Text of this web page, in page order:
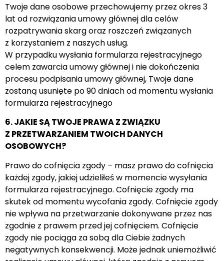
Twoje dane osobowe przechowujemy przez okres 3
lat od rozwiązania umowy głównej dla celów
rozpatrywania skarg oraz roszczeń związanych
z korzystaniem z naszych usług.
W przypadku wysłania formularza rejestracyjnego
celem zawarcia umowy głównej i nie dokończenia
procesu podpisania umowy głównej, Twoje dane
zostaną usunięte po 90 dniach od momentu wysłania
formularza rejestracyjnego
6. JAKIE SĄ TWOJE PRAWA Z ZWIĄZKU
Z PRZETWARZANIEM TWOICH DANYCH
OSOBOWYCH?
Prawo do cofnięcia zgody – masz prawo do cofnięcia
każdej zgody, jakiej udzieliłeś w momencie wysyłania
formularza rejestracyjnego. Cofnięcie zgody ma
skutek od momentu wycofania zgody. Cofnięcie zgody
nie wpływa na przetwarzanie dokonywane przez nas
zgodnie z prawem przed jej cofnięciem. Cofnięcie
zgody nie pociąga za sobą dla Ciebie żadnych
negatywnych konsekwencji. Może jednak uniemożliwić